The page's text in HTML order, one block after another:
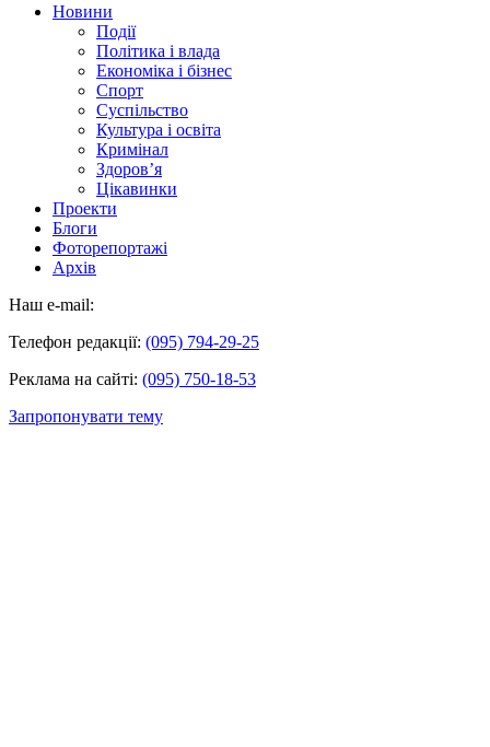
Новини
Події
Політика і влада
Економіка і бізнес
Спорт
Суспільство
Культура і освіта
Кримінал
Здоров’я
Цікавинки
Проекти
Блоги
Фоторепортажі
Архів
Наш e-mail:
Телефон редакції: (095) 794-29-25
Реклама на сайті: (095) 750-18-53
Запропонувати тему